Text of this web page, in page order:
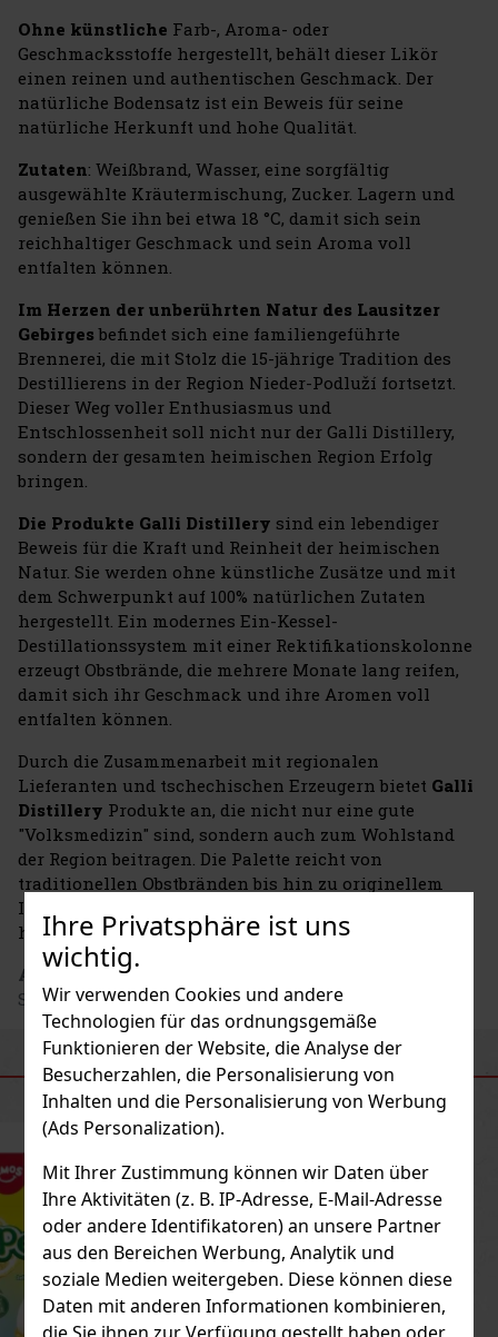
Ihre Privatsphäre ist uns
wichtig.
Wir verwenden Cookies und andere
Technologien für das ordnungsgemäße
Funktionieren der Website, die Analyse der
Besucherzahlen, die Personalisierung von
Inhalten und die Personalisierung von Werbung
(Ads Personalization).
Mit Ihrer Zustimmung können wir Daten über
Ihre Aktivitäten (z. B. IP-Adresse, E-Mail-Adresse
oder andere Identifikatoren) an unsere Partner
aus den Bereichen Werbung, Analytik und
soziale Medien weitergeben. Diese können diese
Daten mit anderen Informationen kombinieren,
die Sie ihnen zur Verfügung gestellt haben oder
Ohne künstliche Farb-, Aroma- oder
Geschmacksstoffe hergestellt, behält dieser Likör
einen reinen und authentischen Geschmack. Der
natürliche Bodensatz ist ein Beweis für seine
natürliche Herkunft und hohe Qualität.
Zutaten: Weißbrand, Wasser, eine sorgfältig
ausgewählte Kräutermischung, Zucker. Lagern und
genießen Sie ihn bei etwa 18 °C, damit sich sein
reichhaltiger Geschmack und sein Aroma voll
entfalten können.
Im Herzen der unberührten Natur des Lausitzer
Gebirges befindet sich eine familiengeführte
Brennerei, die mit Stolz die 15-jährige Tradition des
Destillierens in der Region Nieder-Podluží fortsetzt.
Dieser Weg voller Enthusiasmus und
Entschlossenheit soll nicht nur der Galli Distillery,
sondern der gesamten heimischen Region Erfolg
bringen.
Die Produkte Galli Distillery sind ein lebendiger
Beweis für die Kraft und Reinheit der heimischen
Natur. Sie werden ohne künstliche Zusätze und mit
dem Schwerpunkt auf 100% natürlichen Zutaten
hergestellt. Ein modernes Ein-Kessel-
Destillationssystem mit einer Rektifikationskolonne
erzeugt Obstbrände, die mehrere Monate lang reifen,
damit sich ihr Geschmack und ihre Aromen voll
entfalten können.
Durch die Zusammenarbeit mit regionalen
Lieferanten und tschechischen Erzeugern bietet Galli
Distillery Produkte an, die nicht nur eine gute
"Volksmedizin" sind, sondern auch zum Wohlstand
der Region beitragen. Die Palette reicht von
traditionellen Obstbränden bis hin zu originellem
Ingwerlikör, die alle mit Liebe und Sorgfalt
hergestellt werden.
Adresse des Herstellers
Svatopluka Čecha 2099, 407 47 Varnsdorf, CZ
ÄHNLICHE PRODUKTE